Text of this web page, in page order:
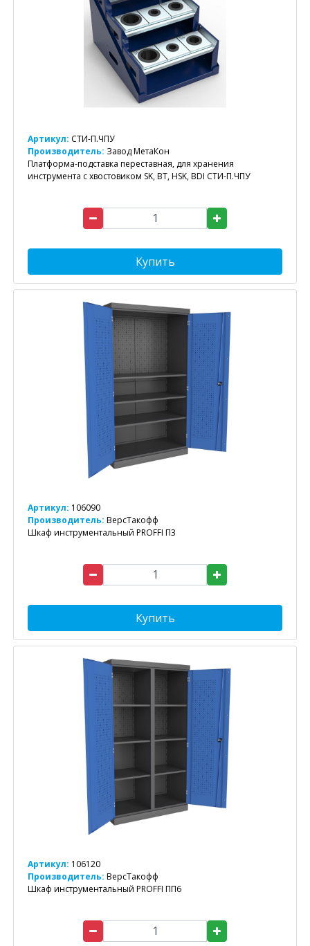
Артикул: СТИ-П.ЧПУ
Производитель: Завод МетаКон
Платформа-подставка переставная, для хранения
инструмента с хвостовиком SK, BT, HSK, BDI СТИ-П.ЧПУ
Купить
Артикул: 106090
Производитель: ВерсТакофф
Шкаф инструментальный PROFFI П3
Купить
Артикул: 106120
Производитель: ВерсТакофф
Шкаф инструментальный PROFFI ПП6